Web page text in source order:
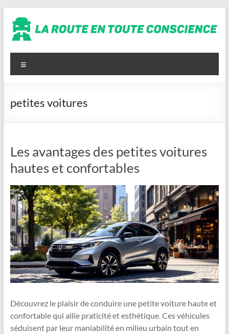
contenu
La
route
en
toute
conscience
petites voitures
Les avantages des petites voitures
hautes et confortables
Découvrez le plaisir de conduire une petite voiture haute et
confortable qui allie praticité et esthétique. Ces véhicules
séduisent par leur maniabilité en milieu urbain tout en